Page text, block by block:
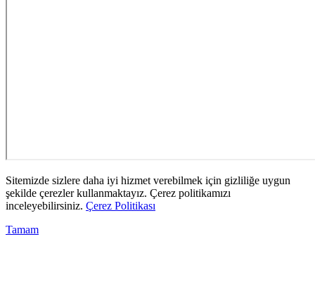
Sitemizde sizlere daha iyi hizmet verebilmek için gizliliğe uygun
şekilde çerezler kullanmaktayız. Çerez politikamızı
inceleyebilirsiniz. Çerez Politikası
Tamam